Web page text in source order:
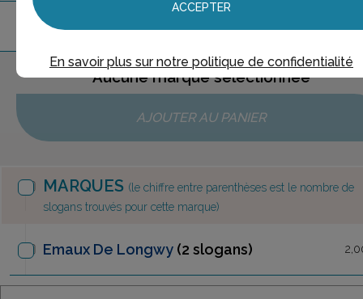
marquetrouvée
Aucune marque sélectionnée
AJOUTER AU PANIER
MARQUES (le chiffre entre parenthèses est le nombre de
slogans trouvés pour cette marque)
Emaux De Longwy (2 slogans)
ACCEPTER
En savoir plus sur notre politique de confidentialité